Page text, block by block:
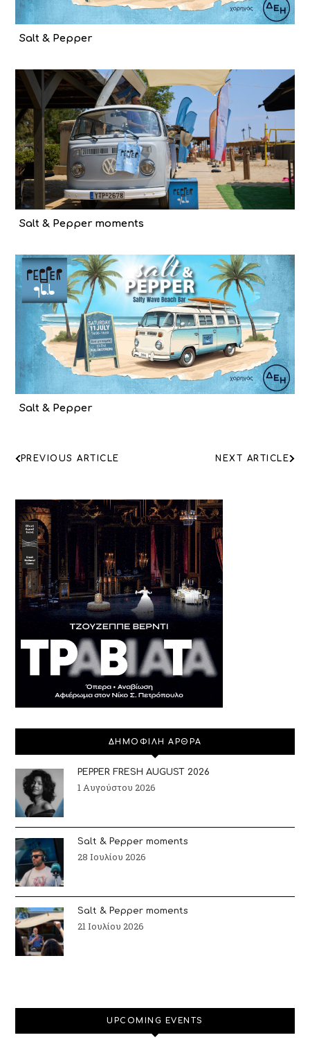
Salt & Pepper
Salt & Pepper moments
Salt & Pepper
ΠΛΟΗΓΗΣΗ
NEXT ARTICLE
PREVIOUS ARTICLE
ΔΗΜΟΦΙΛΗ ΑΡΘΡΑ
PEPPER FRESH AUGUST 2026
1 Αυγούστου 2026
Salt & Pepper moments
28 Ιουλίου 2026
Salt & Pepper moments
21 Ιουλίου 2026
UPCOMING EVENTS